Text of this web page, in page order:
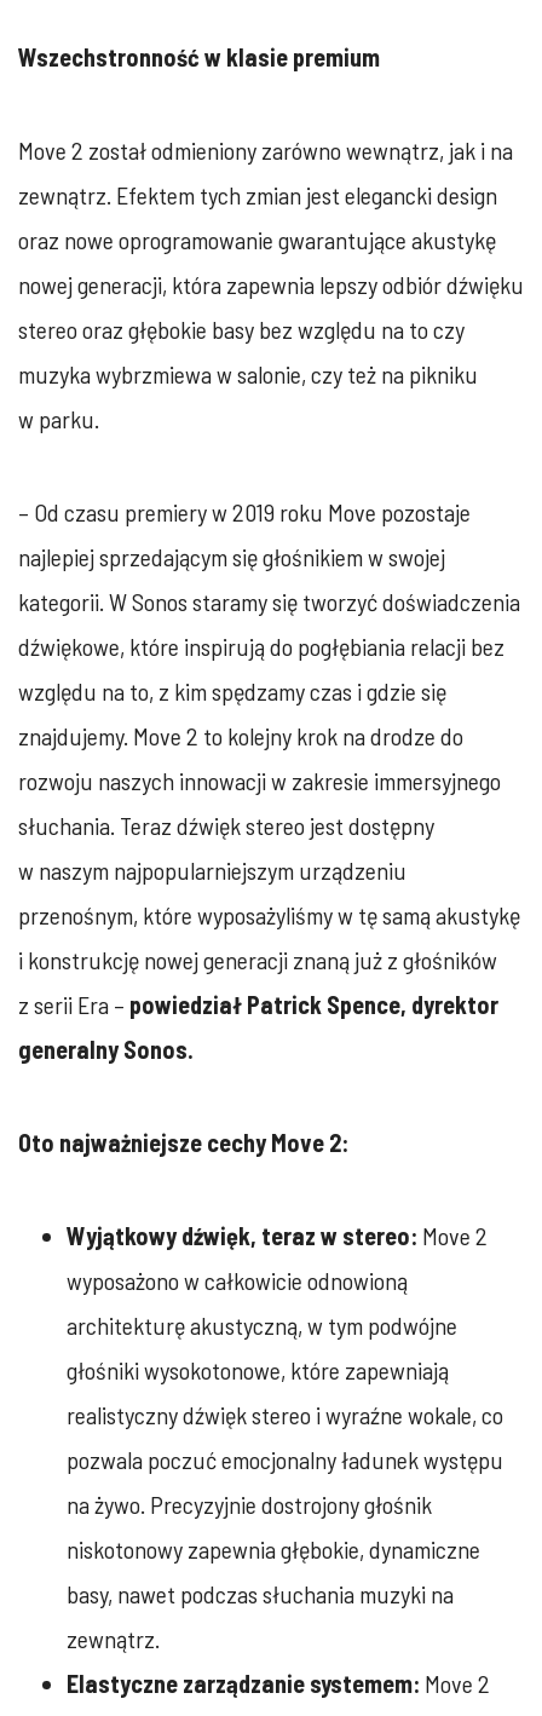
Wszechstronność w klasie premium
Move 2 został odmieniony zarówno wewnątrz, jak i na
zewnątrz. Efektem tych zmian jest elegancki design
oraz nowe oprogramowanie gwarantujące akustykę
nowej generacji, która zapewnia lepszy odbiór dźwięku
stereo oraz głębokie basy bez względu na to czy
muzyka wybrzmiewa w salonie, czy też na pikniku
w parku.
– Od czasu premiery w 2019 roku Move pozostaje
najlepiej sprzedającym się głośnikiem w swojej
kategorii. W Sonos staramy się tworzyć doświadczenia
dźwiękowe, które inspirują do pogłębiania relacji bez
względu na to, z kim spędzamy czas i gdzie się
znajdujemy. Move 2 to kolejny krok na drodze do
rozwoju naszych innowacji w zakresie immersyjnego
słuchania. Teraz dźwięk stereo jest dostępny
w naszym najpopularniejszym urządzeniu
przenośnym, które wyposażyliśmy w tę samą akustykę
i konstrukcję nowej generacji znaną już z głośników
z serii Era – powiedział Patrick Spence, dyrektor
generalny Sonos.
Oto najważniejsze cechy Move 2:
Wyjątkowy dźwięk, teraz w stereo: Move 2
wyposażono w całkowicie odnowioną
architekturę akustyczną, w tym podwójne
głośniki wysokotonowe, które zapewniają
realistyczny dźwięk stereo i wyraźne wokale, co
pozwala poczuć emocjonalny ładunek występu
na żywo. Precyzyjnie dostrojony głośnik
niskotonowy zapewnia głębokie, dynamiczne
basy, nawet podczas słuchania muzyki na
zewnątrz.
Elastyczne zarządzanie systemem: Move 2